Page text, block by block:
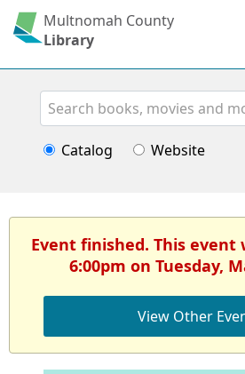
Multnomah County
Library
Search
Catalog Website
Event finished. This event
6:00pm on Tuesday,
View Other